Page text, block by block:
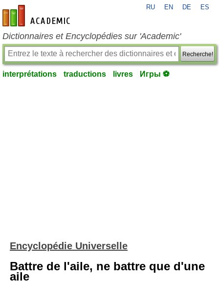
fr-academic.com
RU EN DE ES
Dictionnaires et Encyclopédies sur 'Academic'
Recherche!
interprétations traductions livres Игры ⚽
Encyclopédie Universelle
Battre de l'aile, ne battre que d'une
aile